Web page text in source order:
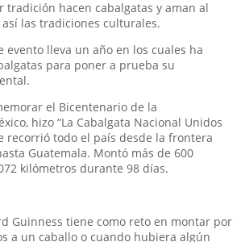
hacen cabalgatas y aman al
las tradiciones culturales.
evento lleva un año en los cuales ha
para poner a prueba su
el Bicentenario de la
hizo “La Cabalgata Nacional Unidos
recorrió todo el país desde la frontera
Guatemala. Montó más de 600
kilómetros durante 98 días.
Guinness tiene como reto en montar por
a un caballo o cuando hubiera algún